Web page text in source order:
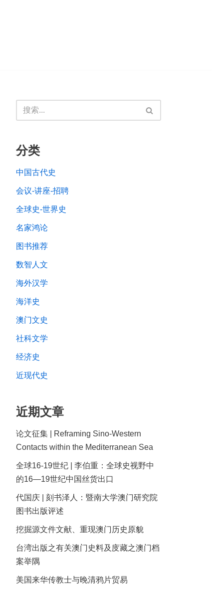
分类
中国古代史
会议-讲座-招聘
全球史-世界史
名家鸿论
图书推荐
数智人文
海外汉学
海洋史
澳门文史
社科文学
经济史
近现代史
近期文章
论文征集 | Reframing Sino-Western
Contacts within the Mediterranean Sea
全球16-19世纪 | 李伯重：全球史视野中
的16—19世纪中国丝货出口
代国庆 | 刻书泽人：暨南大学澳门研究院
图书出版评述
挖掘源文件文献、重现澳门历史原貌
台湾出版之有关澳门史料及庋藏之澳门档
案举隅
美国来华传教士与晚清鸦片贸易